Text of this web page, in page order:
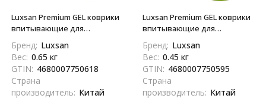
Luxsan Premium GEL коврики
впитывающие для
Бренд: Luxsan
Вес: 0.65 кг
GTIN: 4680007750618
Страна
производитель: Китай
Luxsan Premium GEL коврики
впитывающие для
Бренд: Luxsan
Вес: 0.45 кг
GTIN: 4680007750595
Страна
производитель: Китай